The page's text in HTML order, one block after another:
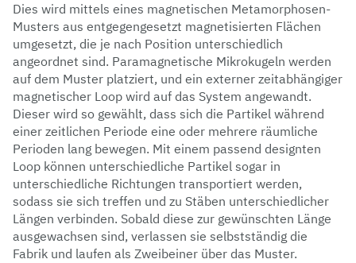
Dies wird mittels eines magnetischen Metamorphosen-
Musters aus entgegengesetzt magnetisierten Flächen
umgesetzt, die je nach Position unterschiedlich
angeordnet sind. Paramagnetische Mikrokugeln werden
auf dem Muster platziert, und ein externer zeitabhängiger
magnetischer Loop wird auf das System angewandt.
Dieser wird so gewählt, dass sich die Partikel während
einer zeitlichen Periode eine oder mehrere räumliche
Perioden lang bewegen. Mit einem passend designten
Loop können unterschiedliche Partikel sogar in
unterschiedliche Richtungen transportiert werden,
sodass sie sich treffen und zu Stäben unterschiedlicher
Längen verbinden. Sobald diese zur gewünschten Länge
ausgewachsen sind, verlassen sie selbstständig die
Fabrik und laufen als Zweibeiner über das Muster.